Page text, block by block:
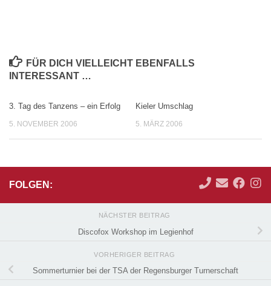
FÜR DICH VIELLEICHT EBENFALLS
INTERESSANT …
3. Tag des Tanzens – ein Erfolg
5. NOVEMBER 2006
Kieler Umschlag
5. MÄRZ 2006
FOLGEN:
NÄCHSTER BEITRAG
Discofox Workshop im Legienhof
VORHERIGER BEITRAG
Sommerturnier bei der TSA der Regensburger Turnerschaft